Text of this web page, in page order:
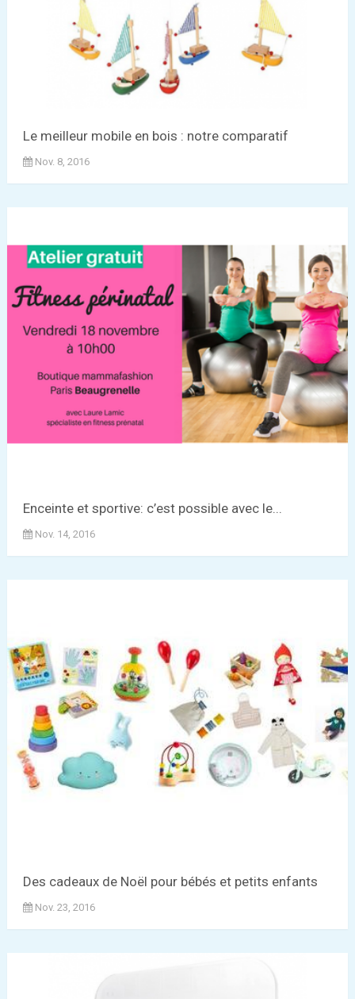
Le meilleur mobile en bois : notre comparatif
Nov. 8, 2016
Enceinte et sportive: c’est possible avec le...
Nov. 14, 2016
Des cadeaux de Noël pour bébés et petits enfants
Nov. 23, 2016